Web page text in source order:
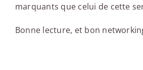
marquants que celui de cette
Bonne lecture, et bon